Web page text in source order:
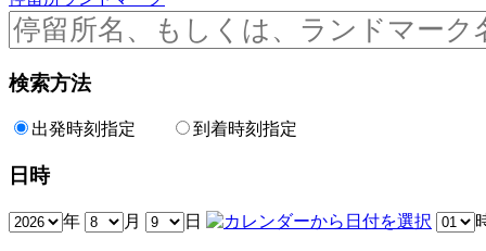
検索方法
出発時刻指定 到着時刻指定
日時
年 月 日